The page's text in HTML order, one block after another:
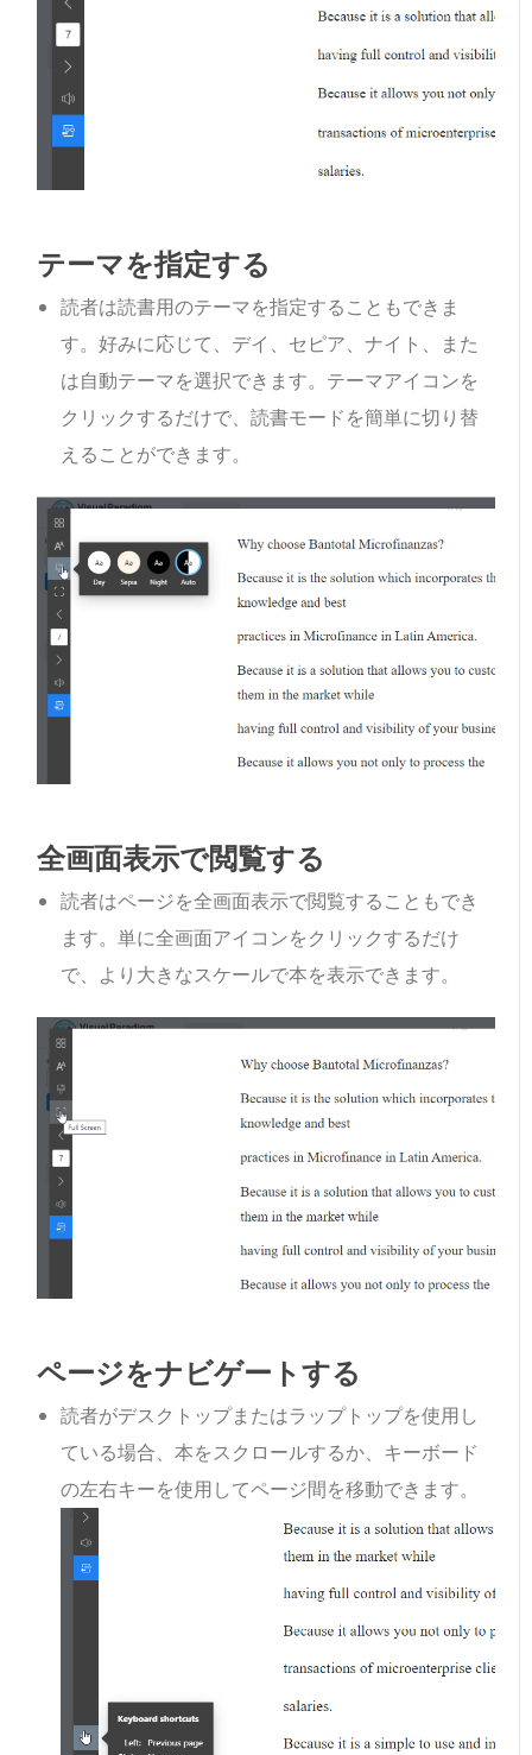
テーマを指定する
読者は読書用のテーマを指定することもできま
す。好みに応じて、デイ、セピア、ナイト、また
は自動テーマを選択できます。テーマアイコンを
クリックするだけで、読書モードを簡単に切り替
えることができます。
全画面表示で閲覧する
読者はページを全画面表示で閲覧することもでき
ます。単に全画面アイコンをクリックするだけ
で、より大きなスケールで本を表示できます。
ページをナビゲートする
読者がデスクトップまたはラップトップを使用し
ている場合、本をスクロールするか、キーボード
の左右キーを使用してページ間を移動できます。